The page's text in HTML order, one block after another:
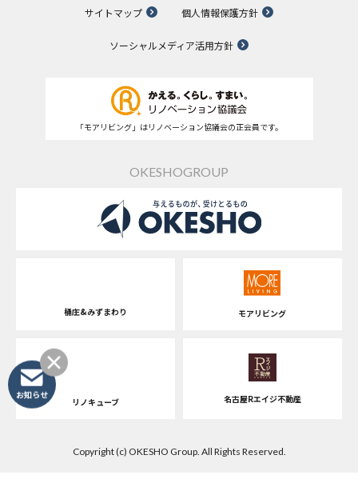
サイトマップ 個人情報保護方針
ソーシャルメディア活用方針
「モアリビング」はリノベーション協議会の正会員です。
OKESHOGROUP
桶庄&みずまわり モアリビング
リノキューブ 名古屋Rエイジ不動産
Copyright (c) OKESHO Group. All Rights Reserved.
お知らせ